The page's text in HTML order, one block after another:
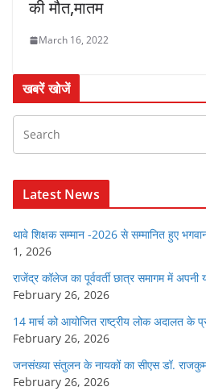
की मौत,मातम
March 16, 2022
खबरें खोजें
Latest News
थावे शिक्षक सम्मान -2026 से सम्मानित हुए
1, 2026
राजेंद्र कॉलेज का पूर्ववर्ती छात्र समागम में अपनी
February 26, 2026
14 मार्च को आयोजित राष्ट्रीय लोक अदालत के
February 26, 2026
जनसंख्या संतुलन के नायकों का सीएस डॉ.
February 26, 2026